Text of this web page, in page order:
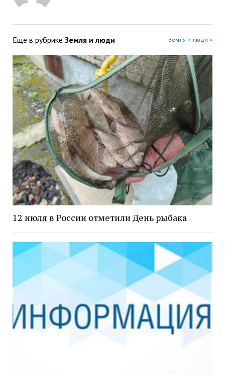
Еще в рубрике Земля и люди Земля и люди »
12 июля в России отметили День рыбака